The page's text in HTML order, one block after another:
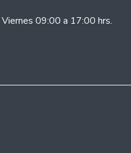
Viernes 09:00 a 17:00 hrs.